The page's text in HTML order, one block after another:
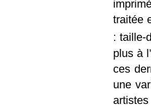
traitée
: taille-
plus à
ces
une